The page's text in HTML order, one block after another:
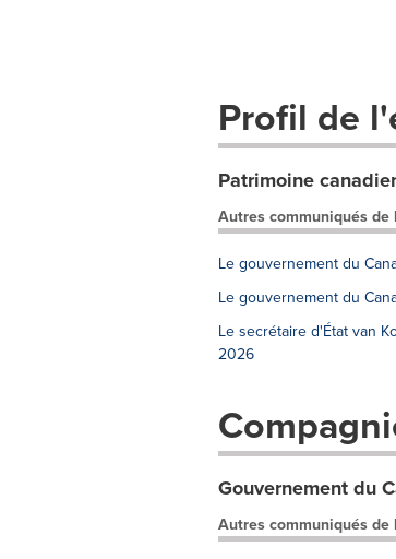
Profil de
Patrimoine
Autres communiqués de
Le gouvernement du
Le gouvernement du
Le secrétaire d'État van
2026
Gouvernement du
Autres communiqués de